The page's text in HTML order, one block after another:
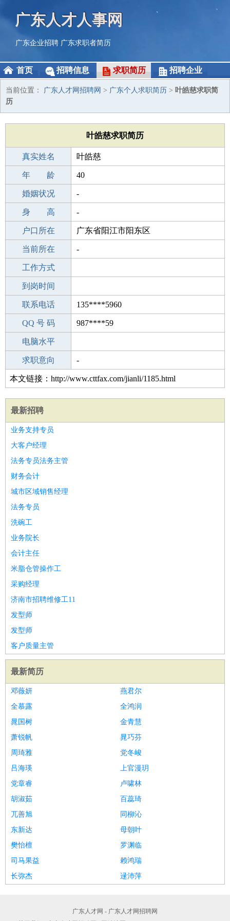
广东人才人事网
广东企业招聘 广东求职者简历
首页 招聘信息 求职简历 招聘企业
当前位置： 广东人才网招聘网 > 广东个人求职简历 > 叶皓慈求职简
历
叶皓慈求职简历
真实姓名 叶皓慈
性 别 男
年 龄 40
出生年月 1986-05-19
婚姻状况 -
学 历 职校/技校
身 高 -
毕业学校 秦皇岛高级干部管理船员预科班
户口所在 广东省阳江市阳东区
所学专业 -
当前所在 -
工作经验
工作方式
驾 照
到岗时间
期望月薪
联系电话 135****5960
手机号码 135****5960
QQ 号 码 987****59
微信号码
电脑水平
外语水平
求职意向 -
本文链接：http://www.cttfax.com/jianli/1185.html
最新招聘
业务支持专员
大客户经理
法务专员法务主管
财务会计
城市区域销售经理
法务专员
洗碗工
业务院长
会计主任
米脂仓管操作工
采购经理
济南市招聘维修工11
发型师
发型师
客户质量主管
最新简历
邓薇妍
燕君尔
全慕露
全鸿润
晁国树
金青慧
萧锐帆
晁巧芬
周琦雅
党冬峻
吕海瑛
上官漫玥
党章睿
卢啸林
胡淑茹
百蕊琦
兀善旭
同柳沁
东新达
母朝叶
樊怡檀
罗渊临
司马果益
赖鸿瑞
长弥杰
逯沛萍
广东人才网 - 广东人才网招聘网